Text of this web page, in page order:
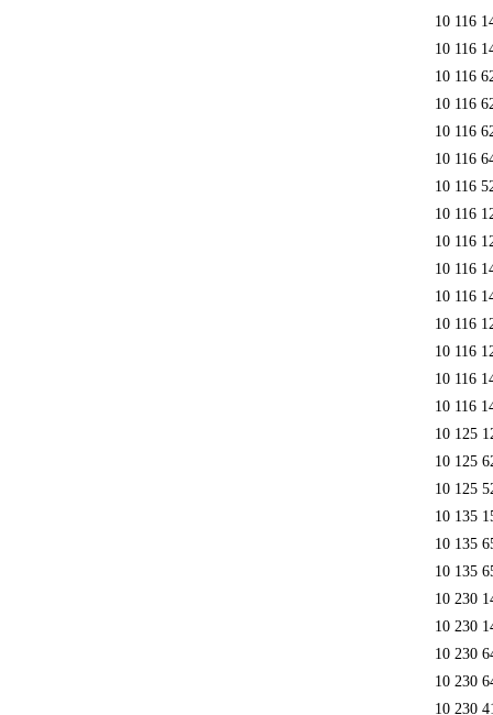
10 116
10 116
10 116
10 116
10 116
10 116
10 116
10 116
10 116
10 116
10 116
10 116
10 116
10 116
10 116
10 125
10 125
10 125
10 135
10 135
10 135
10 230
10 230
10 230
10 230
10 230